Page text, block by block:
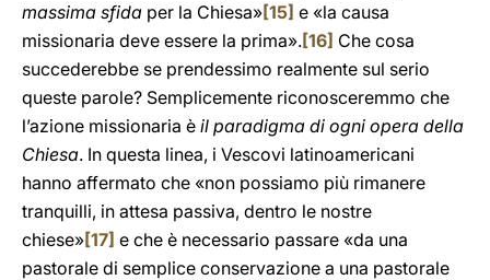
massima sfida per la Chiesa»[15] e «la causa
missionaria deve essere la prima».[16] Che cosa
succederebbe se prendessimo realmente sul serio
queste parole? Semplicemente riconosceremmo che
l’azione missionaria è il paradigma di ogni opera della
Chiesa. In questa linea, i Vescovi latinoamericani
hanno affermato che «non possiamo più rimanere
tranquilli, in attesa passiva, dentro le nostre
chiese»[17] e che è necessario passare «da una
pastorale di semplice conservazione a una pastorale